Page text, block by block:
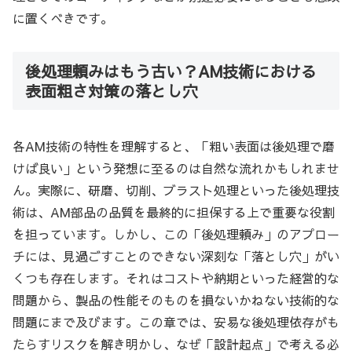
に置くべきです。
後処理頼みはもう古い？AM技術における
表面粗さ対策の落とし穴
各AM技術の特性を理解すると、「粗い表面は後処理で磨
けば良い」という発想に至るのは自然な流れかもしれませ
ん。実際に、研磨、切削、ブラスト処理といった後処理技
術は、AM部品の品質を最終的に担保する上で重要な役割
を担っています。しかし、この「後処理頼み」のアプロー
チには、見過ごすことのできない深刻な「落とし穴」がい
くつも存在します。それはコストや納期といった経営的な
問題から、製品の性能そのものを損ないかねない技術的な
問題にまで及びます。この章では、安易な後処理依存がも
たらすリスクを解き明かし、なぜ「設計起点」で考える必